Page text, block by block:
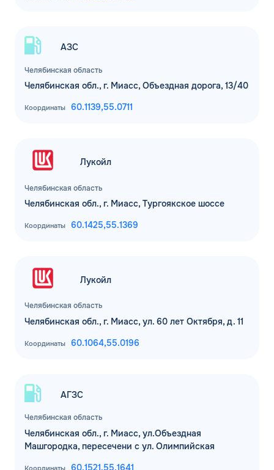
Челябинская область
АЗС
Челябинская обл., г. Миасс, Объездная дорога, 13/40
Координаты 60.1139,55.0711
Челябинская область
Лукойл
Челябинская обл., г. Миасс, Тургоякское шоссе
Координаты 60.1425,55.1369
Челябинская область
Лукойл
Челябинская обл., г. Миасс, ул. 60 лет Октября, д. 11
Координаты 60.1064,55.0196
Челябинская область
АГЗС
Челябинская обл., г. Миасс, ул.Объездная
Машгородка, пересечени с ул. Олимпийская
60.1521,55.1641